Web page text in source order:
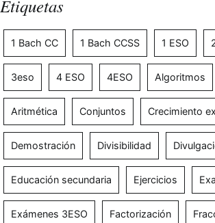
Etiquetas
1 Bach CC 1 Bach CCSS 1 ESO
3eso 4 ESO 4ESO Algoritmos
Aritmética Conjuntos Crecimiento
Demostración Divisibilidad
Educación secundaria Ejercicios
Exámenes 3ESO Factorización